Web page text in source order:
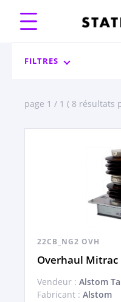
FILTRES
page 1 / 1 ( 8 résultats
22CB_NG2 OVH
Overhaul Mitrac
Vendeur : Alstom
Fabricant : Alstom